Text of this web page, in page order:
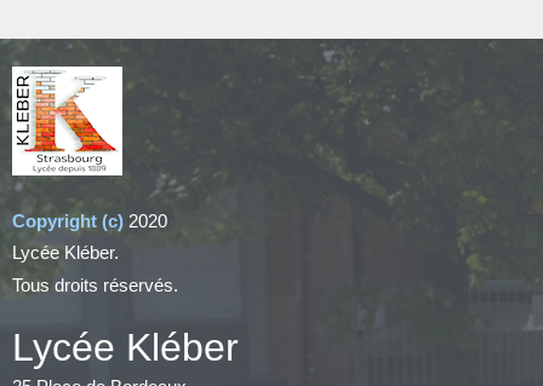
Copyright (c) 2020
Lycée Kléber.
Tous droits réservés.
Lycée Kléber